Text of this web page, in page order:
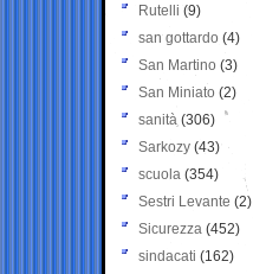
Rutelli (9)
san gottardo (4)
San Martino (3)
San Miniato (2)
sanità (306)
Sarkozy (43)
scuola (354)
Sestri Levante (2)
Sicurezza (452)
sindacati (162)